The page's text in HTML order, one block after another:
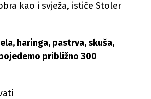
kao i svježa, ističe Stoler
haringa, pastrva, skuša,
približno 300